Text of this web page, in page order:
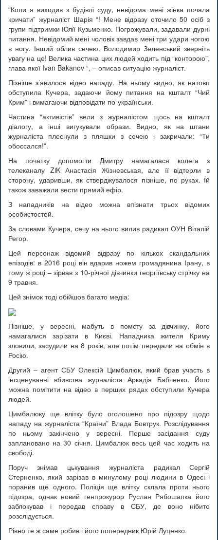
“Коли я виходив з будівлі суду, невідома мені жінка почала
кричати” журналіст Шарія “! Мене відразу оточило 50 осіб з
групи підтримки Юлії Кузьменко. Погрожували, задавали дурні
питання. Невідомий мені чоловік завдав мені три удари ногою
в ногу. Інший облив сечею. Володимир Зеленський зверніть
увагу на це! Велика частина цих людей ходить під “конторою”,
глава якої Ivan Bakanov “, – описав ситуацію журналіст.
Пізніше з’явилося відео нападу. На ньому видно, як натовп
обступила Кучера, задаючи йому питання на кшталт “Чий
Крим” і вимагаючи відповідати по-українськи.
Частина “активістів” вели з журналістом щось на кшталт
діалогу, а інші вигукували образи. Видно, як на штани
журналіста плеснули з пляшки з сечею і закричали: “Ти
обоссался!”.
На початку допомогти Дмитру намагалася колега з
телеканалу ZiK Анастасія Жізневськая, але її відтерли в
сторону, ударивши, як стверджувалося пізніше, по руках. Їй
також заважали вести прямий ефір.
З нападників на відео можна впізнати трьох відомих
особистостей.
За словами Кучера, сечу на нього вилив радикал ОУН Віталій
Регор.
Цей персонаж відомий відразу по кількох скандальних
епізодів: в 2016 році він вдарив ножем громадянина Ірану, в
тому ж році – зірвав з 10-річної дівчинки георгіївську стрічку на
9 травня.
Цей знімок тоді обійшов багато медіа:
Пізніше, у вересні, мабуть в помсту за дівчинку, його
намагалися зарізати в Києві. Нападника жителя Криму
зловили, засудили на 8 років, але потім передали на обмін в
Росію.
Другий – агент СБУ Олексій Цимбалюк, який брав участь в
інсценуванні вбивства журналіста Аркадія Бабченко. Його
можна помітити на відео в перших рядах обступили Кучера
людей.
Цимбалюку ще влітку було оголошено про підозру щодо
нападу на журналіста “Країни” Влада Бовтрук. Розслідування
по ньому закінчено у вересні. Перше засідання суду
заплановано на 30 січня. Цимбалюк весь цей час ходить на
свободі.
Поруч знімав цькування журналіста радикал Сергій
Стерненко, який зарізав в минулому році людини в Одесі і
поранив ще одного. Поліція ще влітку склала проти нього
підозра, однак новий генпрокурор Руслан Рябошапка його
заблокував і передав справу в СБУ, де воно нібито
розслідується.
Рівно те ж саме робив і його попередник Юрій Луценко.